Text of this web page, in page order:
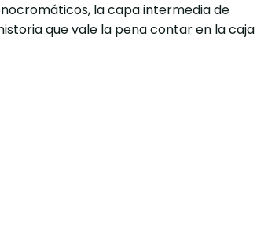
la capa intermedia de
que vale la pena contar en la caja